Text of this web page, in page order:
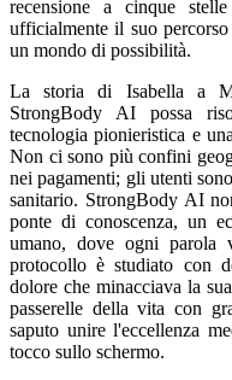
recensione a cinque
ufficialmente il suo percorso
un mondo di possibilità.
La storia di Isabella a
StrongBody AI possa
tecnologia pionieristica e
Non ci sono più confini
nei pagamenti; gli utenti
sanitario. StrongBody AI
ponte di conoscenza, un
umano, dove ogni parola
protocollo è studiato con
dolore che minacciava la
passerelle della vita con
saputo unire l'eccellenza
tocco sullo schermo.